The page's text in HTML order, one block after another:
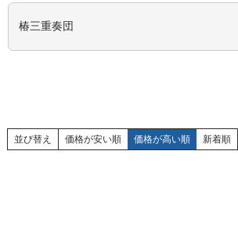
椿三重奏団
並び替え 価格が安い順 価格が高い順 新着順